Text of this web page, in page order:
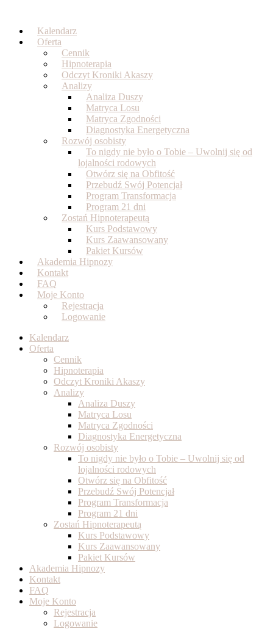
content
Kalendarz
Oferta
Cennik
Hipnoterapia
Odczyt Kroniki Akaszy
Analizy
Analiza Duszy
Matryca Losu
Matryca Zgodności
Diagnostyka Energetyczna
Rozwój osobisty
To nigdy nie było o Tobie – Uwolnij się od
lojalności rodowych
Otwórz się na Obfitość
Przebudź Swój Potencjał
Program Transformacja
Program 21 dni
Zostań Hipnoterapeutą
Kurs Podstawowy
Kurs Zaawansowany
Pakiet Kursów
Akademia Hipnozy
Kontakt
FAQ
Moje Konto
Rejestracja
Logowanie
Kalendarz
Oferta
Cennik
Hipnoterapia
Odczyt Kroniki Akaszy
Analizy
Analiza Duszy
Matryca Losu
Matryca Zgodności
Diagnostyka Energetyczna
Rozwój osobisty
To nigdy nie było o Tobie – Uwolnij się od
lojalności rodowych
Otwórz się na Obfitość
Przebudź Swój Potencjał
Program Transformacja
Program 21 dni
Zostań Hipnoterapeutą
Kurs Podstawowy
Kurs Zaawansowany
Pakiet Kursów
Akademia Hipnozy
Kontakt
FAQ
Moje Konto
Rejestracja
Logowanie